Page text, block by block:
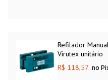
Refilador
Virutex unitário
R$ 118,57 no